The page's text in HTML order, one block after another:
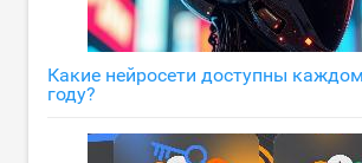
Какие нейросети доступны
году?